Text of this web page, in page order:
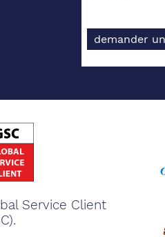
demander
Service Client